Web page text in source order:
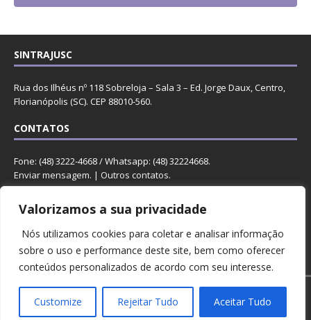
Valorizamos a sua privacidade
Nós utilizamos cookies para coletar e analisar informação
sobre o uso e performance deste site, bem como oferecer
conteúdos personalizados de acordo com seu interesse.
Customize Rejeitar Tudo Aceitar Tudo
SINTRAJUSC
Rua dos Ilhéus nº 118 Sobreloja – Sala 3 – Ed. Jorge Daux, Centro,
Florianópolis (SC). CEP 88010-560.
CONTATOS
Fone: (48) 3222-4668 / Whatsapp: (48) 32224668.
Enviar mensagem. | Outros contatos.
REDES
Copyright © 2023 Sintrajusc.